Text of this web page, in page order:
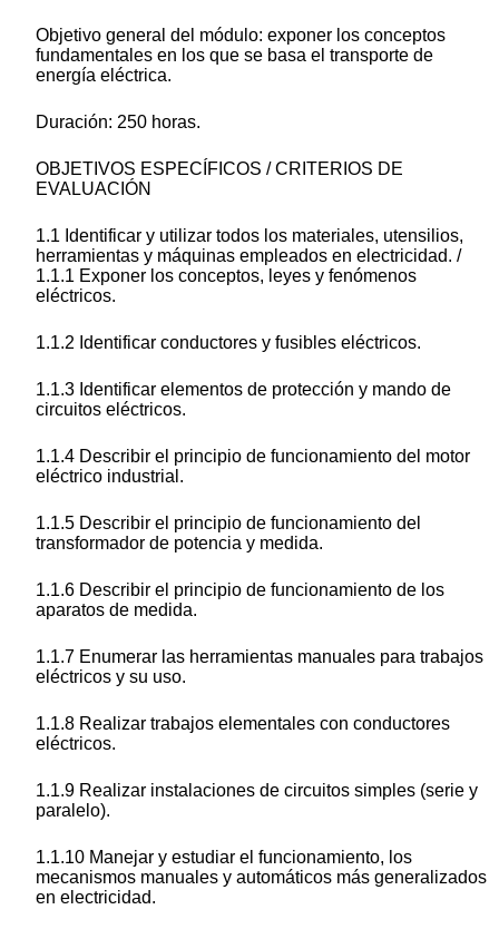
Objetivo general del módulo: exponer los conceptos
fundamentales en los que se basa el transporte de
energía eléctrica.
Duración: 250 horas.
OBJETIVOS ESPECÍFICOS / CRITERIOS DE
EVALUACIÓN
1.1 Identificar y utilizar todos los materiales, utensilios,
herramientas y máquinas empleados en electricidad. /
1.1.1 Exponer los conceptos, leyes y fenómenos
eléctricos.
1.1.2 Identificar conductores y fusibles eléctricos.
1.1.3 Identificar elementos de protección y mando de
circuitos eléctricos.
1.1.4 Describir el principio de funcionamiento del motor
eléctrico industrial.
1.1.5 Describir el principio de funcionamiento del
transformador de potencia y medida.
1.1.6 Describir el principio de funcionamiento de los
aparatos de medida.
1.1.7 Enumerar las herramientas manuales para trabajos
eléctricos y su uso.
1.1.8 Realizar trabajos elementales con conductores
eléctricos.
1.1.9 Realizar instalaciones de circuitos simples (serie y
paralelo).
1.1.10 Manejar y estudiar el funcionamiento, los
mecanismos manuales y automáticos más generalizados
en electricidad.